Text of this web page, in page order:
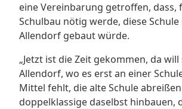
eine Vereinbarung getroffen, dass,
Schulbau nötig werde, diese
Allendorf gebaut würde.
„Jetzt ist die Zeit gekommen, da
Allendorf, wo es erst an einer
Mittel fehlt, die alte Schule
doppelklassige daselbst hinbauen,